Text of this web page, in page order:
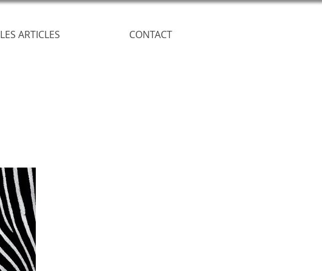
LES ARTICLES CONTACT